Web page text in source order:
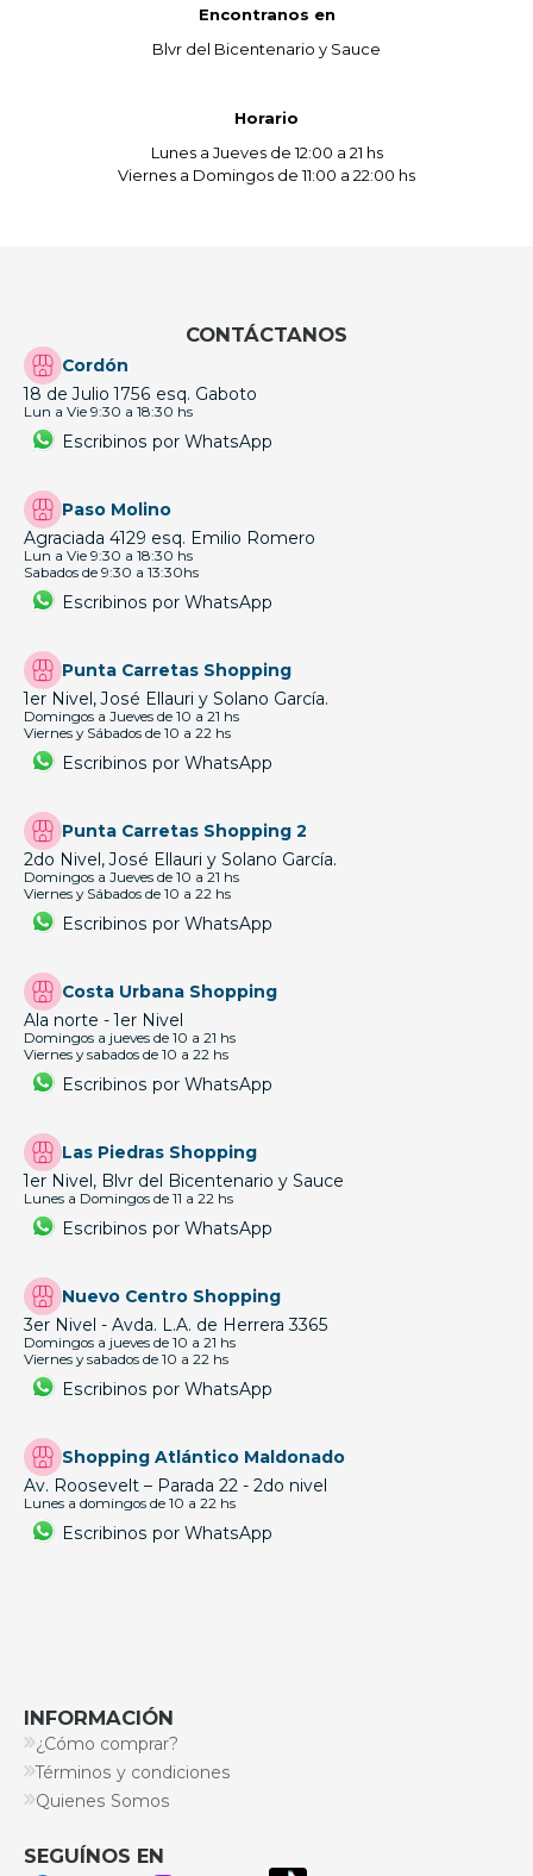
Encontranos en
Blvr del Bicentenario y Sauce
Horario
Lunes a Jueves de 12:00 a 21 hs
Viernes a Domingos de 11:00 a 22:00 hs
CONTÁCTANOS
Cordón
18 de Julio 1756 esq. Gaboto
Lun a Vie 9:30 a 18:30 hs
Escribinos por WhatsApp
Paso Molino
Agraciada 4129 esq. Emilio Romero
Lun a Vie 9:30 a 18:30 hs
Sabados de 9:30 a 13:30hs
Escribinos por WhatsApp
Punta Carretas Shopping
1er Nivel, José Ellauri y Solano García.
Domingos a Jueves de 10 a 21 hs
Viernes y Sábados de 10 a 22 hs
Escribinos por WhatsApp
Punta Carretas Shopping 2
2do Nivel, José Ellauri y Solano García.
Domingos a Jueves de 10 a 21 hs
Viernes y Sábados de 10 a 22 hs
Escribinos por WhatsApp
Costa Urbana Shopping
Ala norte - 1er Nivel
Domingos a jueves de 10 a 21 hs
Viernes y sabados de 10 a 22 hs
Escribinos por WhatsApp
Las Piedras Shopping
1er Nivel, Blvr del Bicentenario y Sauce
Lunes a Domingos de 11 a 22 hs
Escribinos por WhatsApp
Nuevo Centro Shopping
3er Nivel - Avda. L.A. de Herrera 3365
Domingos a jueves de 10 a 21 hs
Viernes y sabados de 10 a 22 hs
Escribinos por WhatsApp
Shopping Atlántico Maldonado
Av. Roosevelt – Parada 22 - 2do nivel
Lunes a domingos de 10 a 22 hs
Escribinos por WhatsApp
INFORMACIÓN
¿Cómo comprar?
Términos y condiciones
Quienes Somos
SEGUÍNOS EN